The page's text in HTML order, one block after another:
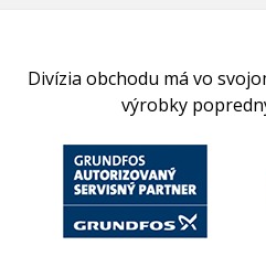
Divízia obchodu má vo
výrobky